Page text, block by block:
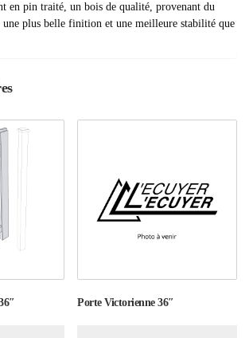
en pin traité, un bois de qualité, provenant du
plus belle finition et une meilleure stabilité que
Porte Victorienne 36″